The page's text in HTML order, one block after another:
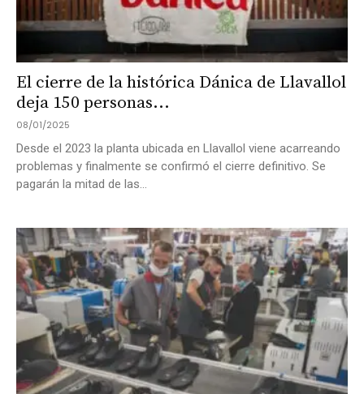
El cierre de la histórica Dánica de Llavallol
deja 150 personas...
08/01/2025
Desde el 2023 la planta ubicada en Llavallol viene acarreando
problemas y finalmente se confirmó el cierre definitivo. Se
pagarán la mitad de las...